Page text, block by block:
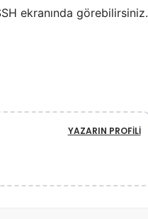
ekranında görebilirsiniz.
YAZARIN PROFILI